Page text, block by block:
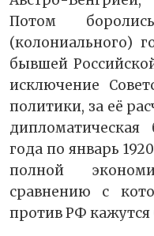
Потом
(колониального)
бывшей
исключение
политики, за её
дипломатическая
года по январь
полной
сравнению с
против РФ